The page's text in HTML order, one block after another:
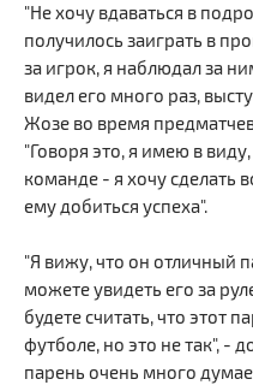
"Не хочу вдаваться в
получилось заиграть в
за игрок, я наблюдал за
видел его много раз,
Жозе во время
"Говоря это, я имею в
команде - я хочу сделать
ему добиться успеха".
"Я вижу, что он отличный
можете увидеть его за
будете считать, что этот
футболе, но это не так", -
парень очень много